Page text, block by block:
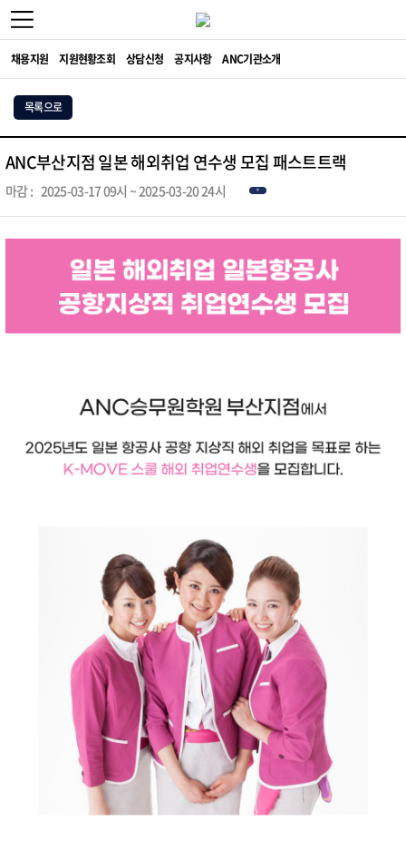
채용지원 지원현황조회 상담신청 공지사항 ANC기관소개
목록으로
ANC부산지점 일본 해외취업 연수생 모집 패스트트랙
마감 : 2025-03-17 09시 ~ 2025-03-20 24시 종료